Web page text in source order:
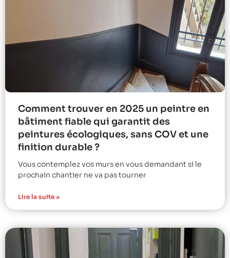
Comment trouver en 2025 un peintre en
bâtiment fiable qui garantit des
peintures écologiques, sans COV et une
finition durable ?
Vous contemplez vos murs en vous demandant si le
prochain chantier ne va pas tourner
Lire la suite »